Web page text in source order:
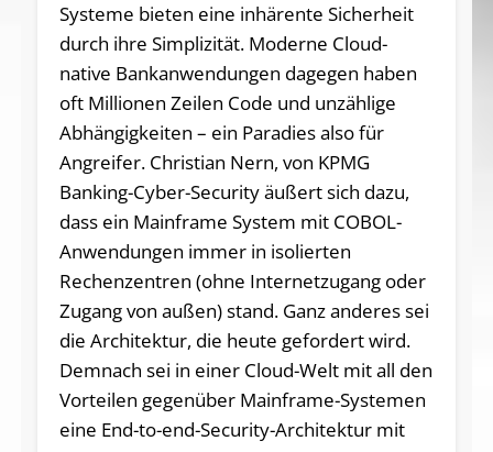
Systeme bieten eine inhärente Sicherheit
durch ihre Simplizität. Moderne Cloud-
native Bankanwendungen dagegen haben
oft Millionen Zeilen Code und unzählige
Abhängigkeiten – ein Paradies also für
Angreifer. Christian Nern, von KPMG
Banking-Cyber-Security äußert sich dazu,
dass ein Mainframe System mit COBOL-
Anwendungen immer in isolierten
Rechenzentren (ohne Internetzugang oder
Zugang von außen) stand. Ganz anderes sei
die Architektur, die heute gefordert wird.
Demnach sei in einer Cloud-Welt mit all den
Vorteilen gegenüber Mainframe-Systemen
eine End-to-end-Security-Architektur mit